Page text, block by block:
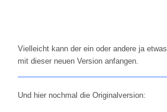
Vielleicht kann der ein oder andere ja etwas
mit dieser neuen Version anfangen.
Und hier nochmal die Originalversion: